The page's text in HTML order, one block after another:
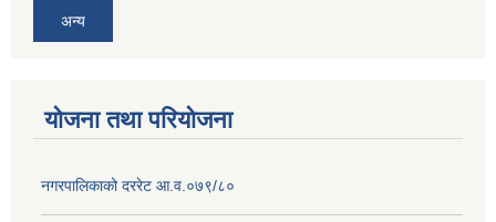
अन्य
योजना तथा परियोजना
नगरपालिकाको दररेट आ.व.०७९/८०